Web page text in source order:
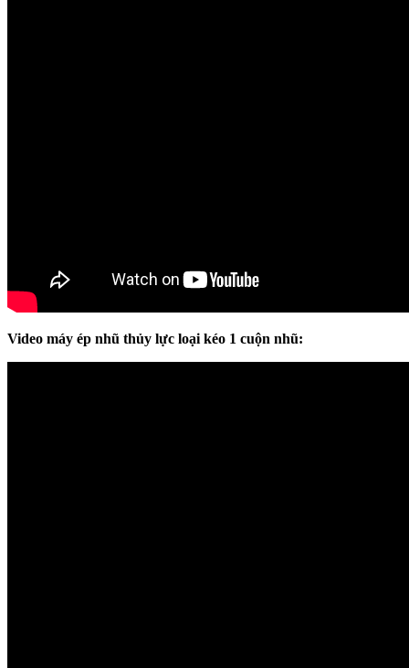
Video máy ép nhũ thủy lực loại kéo 1 cuộn nhũ: